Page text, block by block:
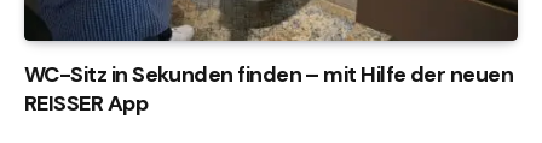
WC-Sitz in Sekunden finden – mit Hilfe der neuen
REISSER App